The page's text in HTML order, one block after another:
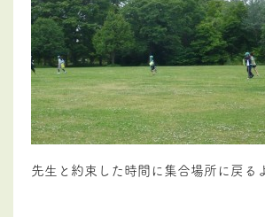
先生と約束した時間に集合場所に戻る